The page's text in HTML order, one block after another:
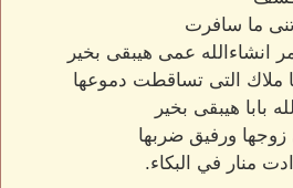
ما سافرت
انشاءالله عمى هيبقى بخير
ملاك التى تساقطت دموعها
بابا هيبقى بخير
ورفيق ضربها
منار في البكاء.